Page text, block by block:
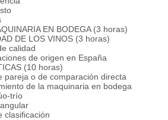
EN BODEGA (3 horas)
DE LOS VINOS (3 horas)
calidad
de origen en España
(10 horas)
pareja o de comparación directa
de la maquinaria en bodega
trío
clasificación